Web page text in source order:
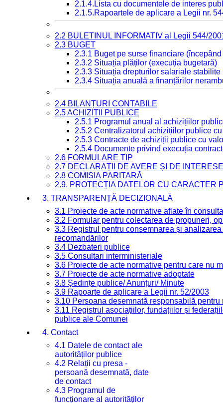
2.1.4.Lista cu documentele de interes
2.1.5.Rapoartele de aplicare a Legii nr.
2.2 BULETINUL INFORMATIV al Legii 544/
2.3 BUGET
2.3.1 Buget pe surse financiare
2.3.2 Situația plăților (execuția bugetară)
2.3.3 Situația drepturilor salariale
2.3.4 Situația anuală a finanțărilor
2.4 BILANȚURI CONTABILE
2.5 ACHIZIȚII PUBLICE
2.5.1 Programul anual al achizițiilor
2.5.2 Centralizatorul achizițiilor publice
2.5.3 Contracte de achiziții publice cu
2.5.4 Documente privind execuția
2.6 FORMULARE TIP
2.7 DECLARAȚII DE AVERE ȘI DE INTERESE
2.8 COMISIA PARITARĂ
2.9. PROTECȚIA DATELOR CU CARACTER
3. TRANSPARENȚĂ DECIZIONALĂ
3.1 Proiecte de acte normative aflate în
3.2 Formular pentru colectarea de propuneri,
3.3 Registrul pentru consemnarea și
recomandărilor
3.4 Dezbateri publice
3.5 Consultari interministeriale
3.6 Proiecte de acte normative pentru care nu
3.7 Proiecte de acte normative adoptate
3.8 Ședințe publice/ Anunțuri/ Minute
3.9 Rapoarte de aplicare a Legii nr. 52/2003
3.10 Persoana desemnată responsabilă
3.11 Registrul asociațiilor, fundațiilor și
publice ale Comunei
4. Contact
4.1 Datele de contact ale
autorităților publice
4.2 Relații cu presa -
persoană desemnată, date
de contact
4.3 Programul de
funcționare al autorităților